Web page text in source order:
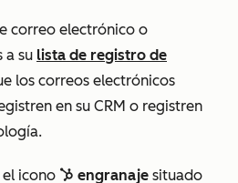
correo electrónico o
a su lista de registro de
los correos electrónicos
en su CRM o registren
el icono sprocket sprocke engranaje situado